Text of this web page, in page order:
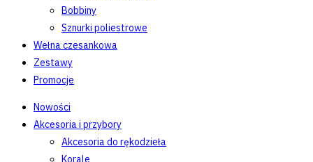
Bobbiny
Sznurki poliestrowe
Wełna czesankowa
Zestawy
Promocje
Nowości
Akcesoria i przybory
Akcesoria do rękodzieła
Korale